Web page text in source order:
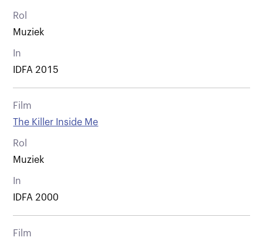
Rol
Muziek
In
IDFA 2015
Film
The Killer Inside Me
Rol
Muziek
In
IDFA 2000
Film